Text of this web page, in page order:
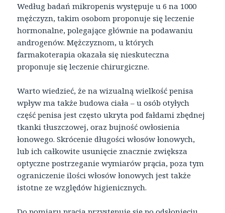
Według badań mikropenis występuje u 6 na 1000
mężczyzn, takim osobom proponuje się leczenie
hormonalne, polegające głównie na podawaniu
androgenów. Mężczyznom, u których
farmakoterapia okazała się nieskuteczna
proponuje się leczenie chirurgiczne.
Warto wiedzieć, że na wizualną wielkość penisa
wpływ ma także budowa ciała – u osób otyłych
część penisa jest często ukryta pod fałdami zbędnej
tkanki tłuszczowej, oraz bujność owłosienia
łonowego. Skrócenie długości włosów łonowych,
lub ich całkowite usunięcie znacznie zwiększa
optyczne postrzeganie wymiarów prącia, poza tym
ograniczenie ilości włosów łonowych jest także
istotne ze względów higienicznych.